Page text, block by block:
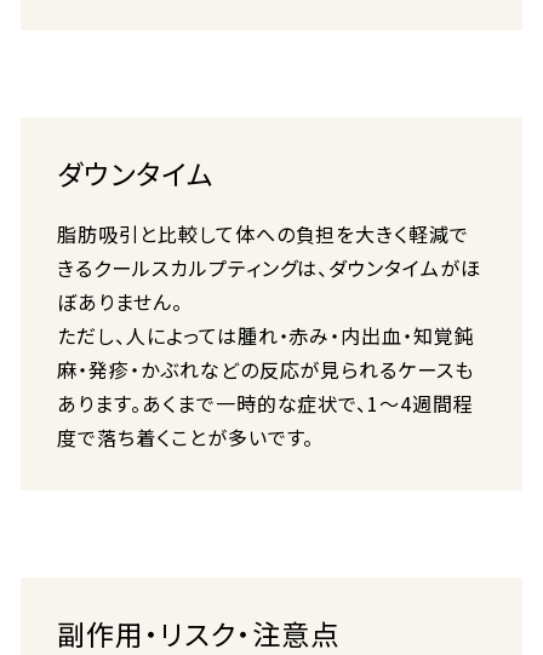
ダウンタイム
脂肪吸引と比較して体への負担を大きく軽減で
きるクールスカルプティングは、ダウンタイムがほ
ぼありません。
ただし、人によっては腫れ・赤み・内出血・知覚鈍
麻・発疹・かぶれなどの反応が見られるケースも
あります。あくまで一時的な症状で、1〜4週間程
度で落ち着くことが多いです。
副作用・リスク・注意点